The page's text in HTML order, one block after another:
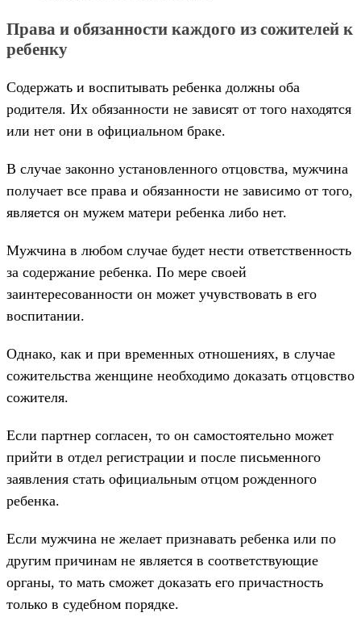
Права и обязанности каждого из сожителей к
ребенку
Содержать и воспитывать ребенка должны оба
родителя. Их обязанности не зависят от того находятся
или нет они в официальном браке.
В случае законно установленного отцовства, мужчина
получает все права и обязанности не зависимо от того,
является он мужем матери ребенка либо нет.
Мужчина в любом случае будет нести ответственность
за содержание ребенка. По мере своей
заинтересованности он может учувствовать в его
воспитании.
Однако, как и при временных отношениях, в случае
сожительства женщине необходимо доказать отцовство
сожителя.
Если партнер согласен, то он самостоятельно может
прийти в отдел регистрации и после письменного
заявления стать официальным отцом рожденного
ребенка.
Если мужчина не желает признавать ребенка или по
другим причинам не является в соответствующие
органы, то мать сможет доказать его причастность
только в судебном порядке.